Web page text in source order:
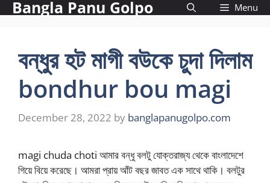
SkipBangla Panu Golpo Menu
বন্ধুর হট মাগী বউকে চুদা দিলাম
bondhur bou magi
December 28, 2022 by banglapanugolpo.com
magi chuda choti আমার বন্ধু বলটু যোক্তরাজ্য থেকে বাংলাদেশে
গিয়ে বিয়ে করেছে। আমরা প্রায় আঁট বছর জাবত এক সাথে থাকি। বলটুর